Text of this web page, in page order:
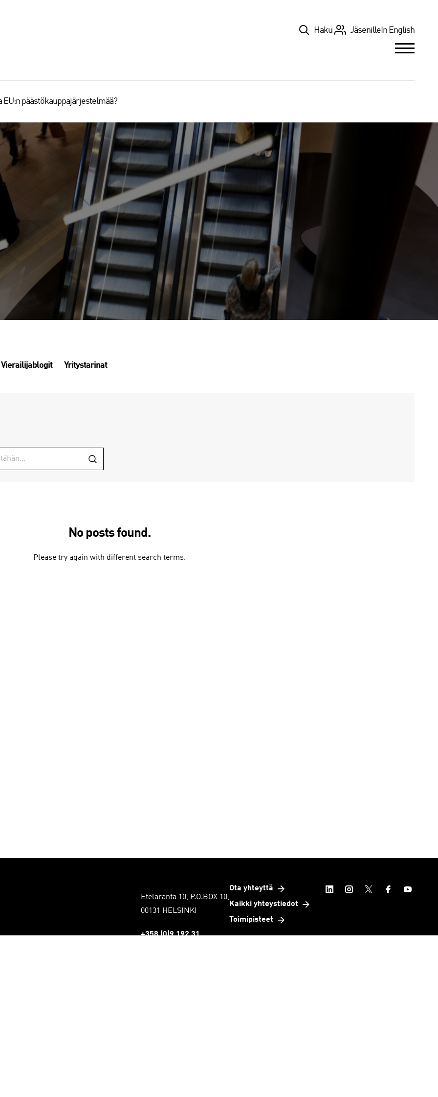
TopHaku Jäsenille In English
EU:n päästökauppajärjestelmää?
Vierailijablogit Yritystarinat
No posts found.
Please try again with different search terms.
Eteläranta 10, P.O.BOX 10,
00131 HELSINKI
+358 (0)9 192 31
Ota yhteyttä
Kaikki yhteystiedot
Toimipisteet